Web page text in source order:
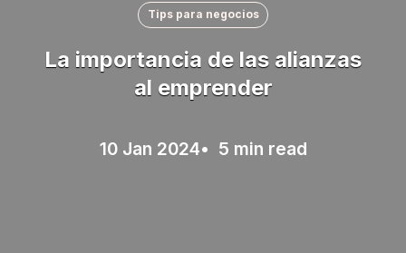
Tips para negocios
La importancia de las alianzas
al emprender
10 Jan 2024• 5 min read